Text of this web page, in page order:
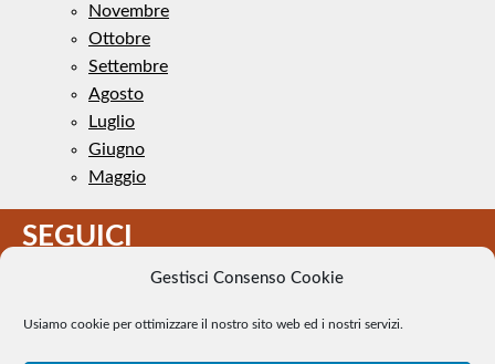
Gestisci Consenso Cookie
Usiamo cookie per ottimizzare il nostro sito web ed i nostri servizi.
Novembre
Ottobre
Settembre
Agosto
Luglio
Giugno
Maggio
SEGUICI